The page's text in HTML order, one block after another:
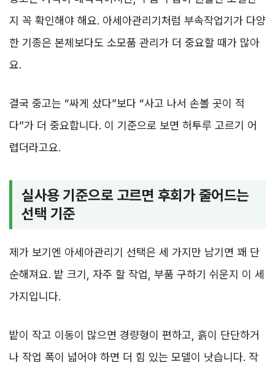
지 꼭 확인해야 해요. 아세아관리기처럼 부속작업기가 다양
한 기종은 본체보다도 소모품 관리가 더 중요할 때가 많아
요.
결국 중고는 “싸게 샀다”보다 “사고 나서 손볼 곳이 적
다”가 더 중요합니다. 이 기준으로 보면 허투루 고르기 어
렵더라고요.
실사용 기준으로 고르면 후회가 줄어드는
선택 기준
제가 보기엔 아세아관리기 선택은 세 가지만 남기면 꽤 단
순해져요. 밭 크기, 자주 할 작업, 부품 구하기 쉬운지 이 세
가지입니다.
밭이 작고 이동이 많으면 경량형이 편하고, 흙이 단단하거
나 작업 폭이 넓어야 하면 더 힘 있는 모델이 낫습니다. 작